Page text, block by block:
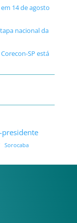
14 de agosto
nacional da
SP está
presidente
Sorocaba